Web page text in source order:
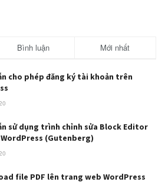
Bình luận Mới nhất
cho phép đăng ký tài khoản trên
sử dụng trình chỉnh sửa Block Editor
(Gutenberg)
file PDF lên trang web WordPress